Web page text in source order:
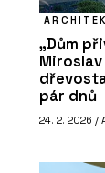
„Dům
pár dnů
24. 2. 2026 /